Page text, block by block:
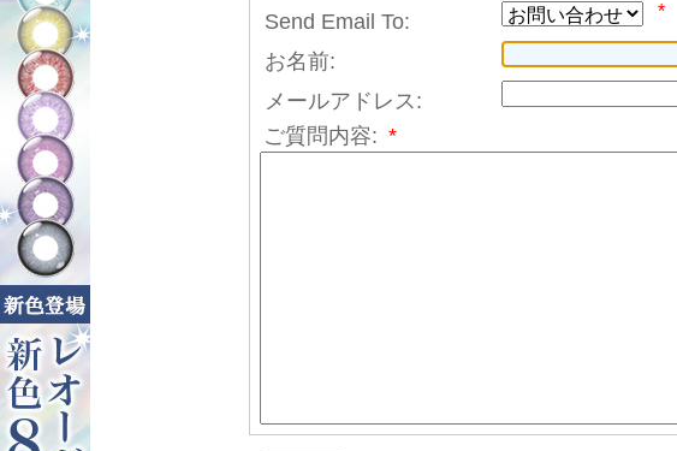
Send Email To: *
お名前:
メールアドレス:
ご質問内容: *